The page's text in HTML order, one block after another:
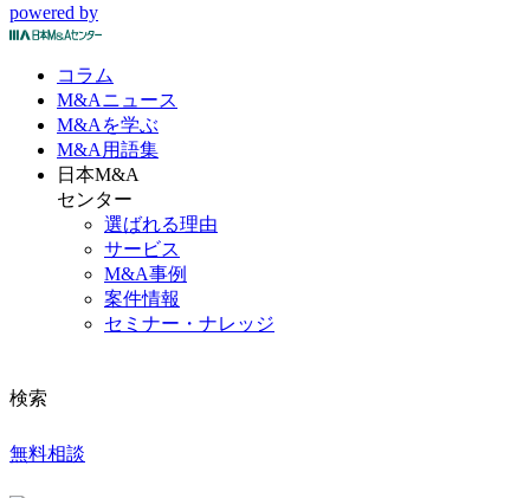
powered by
コラム
M&Aニュース
M&Aを学ぶ
M&A 用語集
日本M&A
センター
選ばれる理由
サービス
M&A事例
案件情報
セミナー・ナレッジ
検索
無料相談